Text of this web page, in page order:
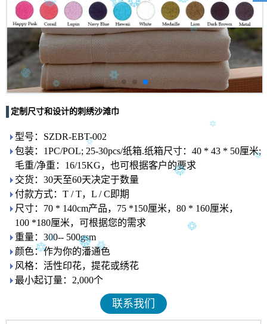
定制尺寸和设计的刺绣沙滩巾
型号：SZDR-EBT-002
包装：1PC/POL; 25-30pcs/纸箱.纸箱尺寸：40 * 43 * 50厘米;
毛重/净重：16/15KG，也可根据客户的要求
交货：30天至60天决定于数量
付款方式：T / T，L / C即期
尺寸：70 * 140cm产品，75 *150厘米，80 * 160厘米，
100 *180厘米，可根据您的需求
重量：300-- 500gsm
颜色：作为你的潘通色
风格：活性印花，提花或绣花
最小起订量：2,000个
联系我们